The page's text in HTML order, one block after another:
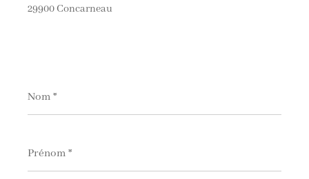
29900 Concarneau
*
*